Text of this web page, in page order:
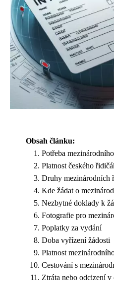
Obsah článku:
Potřeba
Platnost českého
Druhy mezinárodních
Kde žádat o
Nezbytné doklady k
Fotografie pro
Poplatky za vydání
Doba vyřízení žádosti
Platnost
Cestování s
Ztráta nebo odcizení v